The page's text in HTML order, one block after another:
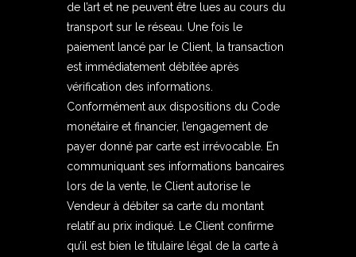
de l’art et ne peuvent être lues au cours du
transport sur le réseau. Une fois le
paiement lancé par le Client, la transaction
est immédiatement débitée après
vérification des informations.
Conformément aux dispositions du Code
monétaire et financier, l’engagement de
payer donné par carte est irrévocable. En
communiquant ses informations bancaires
lors de la vente, le Client autorise le
Vendeur à débiter sa carte du montant
relatif au prix indiqué. Le Client confirme
qu’il est bien le titulaire légal de la carte à